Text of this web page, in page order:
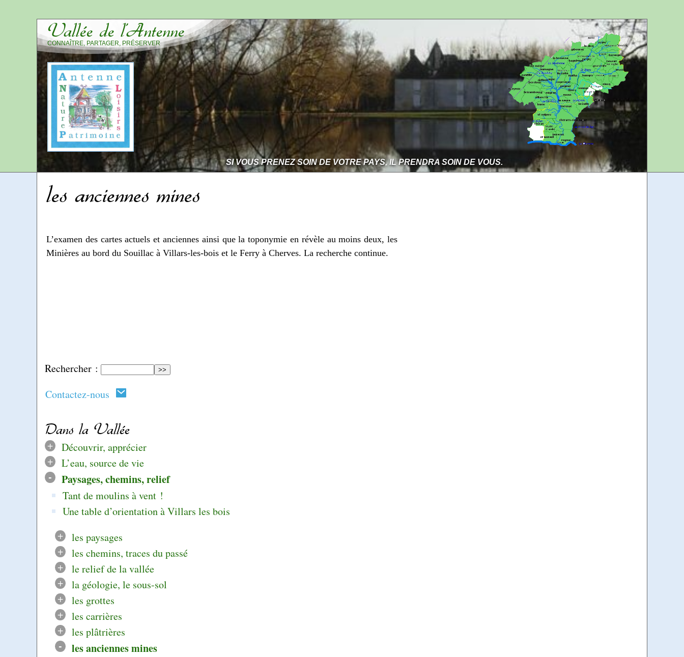
Vallée de l’Antenne
CONNAÎTRE, PARTAGER, PRÉSERVER
SI VOUS PRENEZ SOIN DE VOTRE PAYS, IL PRENDRA SOIN DE VOUS.
Rechercher :
Contactez-nous
Dans la Vallée
+
Découvrir, apprécier
+
L’eau, source de vie
- Paysages, chemins, relief
Tant de moulins à vent !
Une table d’orientation à Villars les bois
+
les paysages
+
les chemins, traces du passé
+
le relief de la vallée
+
la géologie, le sous-sol
+
les grottes
+
les carrières
+
les plâtrières
- les anciennes mines
les anciennes mines
L’examen des cartes actuels et anciennes ainsi que la toponymie en révèle au moins deux, les
Minières au bord du Souillac à Villars-les-bois et le Ferry à Cherves. La recherche continue.